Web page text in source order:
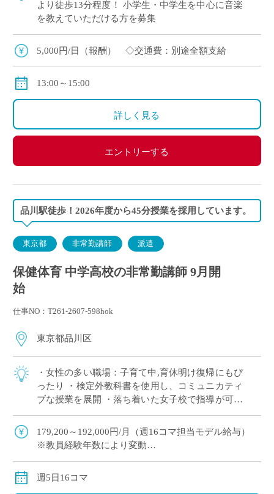
より徒歩13分程度！ 小学生・中学生を中心に音楽
を教えていただける方を募集
5,000円/日（報酬） ◇交通費：別途全額支給
13:00～15:00
詳しく見る
エントリーする
品川駅徒歩！2026年度から45分授業を採用しています。
東京都 非常勤講師 派遣
保健体育 中学高校の非常勤講師 9月開
始
仕事NO：T261-2607-598hok
東京都品川区
・女性の多い職場：子育て中,育休明け復帰にもぴ
ったり ・検定外教科書を使用し、コミュニカティ
ブな授業を展開 ・落ち着いた女子校で指導が可能
♪ 週5日16コマ・駅チカで通勤ラクラク 1つの学校
でしっかりと勤務したい方に！
179,200～192,000円/月（週16コマ担当モデル給与）
※教員経験年数により変動
※交通費実費全額支給
週5日16コマ